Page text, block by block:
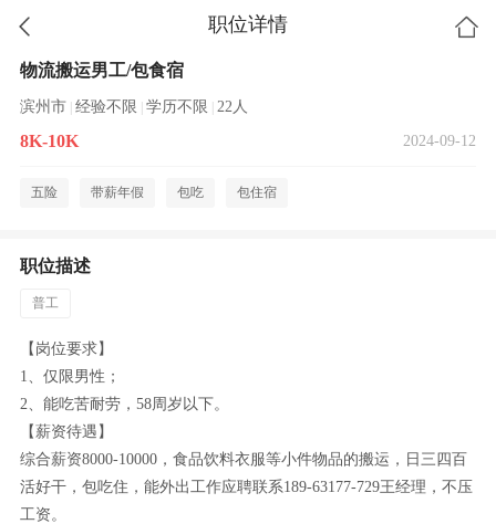
职位详情
物流搬运男工/包食宿
滨州市 经验不限 学历不限 22人
8K-10K 2024-09-12
五险 带薪年假 包吃 包住宿
职位描述
普工
【岗位要求】
1、仅限男性；
2、能吃苦耐劳，58周岁以下。
【薪资待遇】
综合薪资8000-10000，食品饮料衣服等小件物品的搬运，日三四百
活好干，包吃住，能外出工作应聘联系189-63177-729王经理，不压
工资。